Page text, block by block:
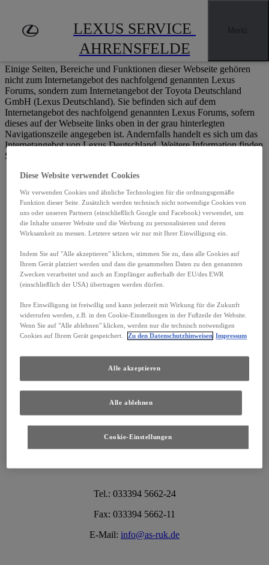
Händler finden
LEXUS SERVICE
AHRENSFELDE
Impressum
Einige Seiten, Bereiche und Funktionen dieser Webseite gehören
nicht zum Internetangebot des nachfolgend genannten Lexus
Forums, sondern zum Internetangebot der Toyota Deutschland
GmbH (Lexus Deutschland). Sie befinden sich auf dem
Internetangebot des nachfolgend genannten Lexus Forums, sofern
dieses auf der Webseite links oben in der grau hinterlegten
Navigationszeile angegeben ist. Andernfalls handelt es sich um das
Internetangebot von Lexus Deutschland. Weitere Information finden
Sie im
Lexus Service Ahrensfelde
Zeppelinstrasse 3
Tel.: 033394 5662-24
Fax: 033394 5662-11
E-Mail:lexus@raupach-kalla-autoservice.de
Herausgeber:
Zeppelinstraße 3
16356 Ahrensfelde OT Blumberg
Tel.: 033394 5662-24
Fax: 033394 5662-11
E-Mail: info@as-ruk.de
Diese Website verwendet Cookies
Wir verwenden Cookies und ähnliche Technologien für die ordnungsgemäße
Funktion dieser Seite. Zusätzlich werden technisch nicht notwendige Cookies von
uns oder unseren Partnern (einschließlich Google und Facebook) verwendet, um
die Inhalte unserer Website und die Werbung zu personalisieren und deren
Wirksamkeit zu messen. Letztere setzen wir nur mit Ihrer Einwilligung ein.
Indem Sie auf "Alle akzeptieren" klicken, stimmen Sie zu, dass alle Cookies auf
Ihrem Gerät platziert werden und dass die gesammelten Daten zu den genannten
Zwecken verarbeitet und auch an Empfänger außerhalb der EU/des EWR
(einschließlich der USA) übertragen werden dürfen.
Ihre Einwilligung ist freiwillig und kann jederzeit mit Wirkung für die Zukunft
widerrufen werden, z.B. in den Cookie-Einstellungen in der Fußzeile der Website.
Wenn Sie auf "Alle ablehnen" klicken, werden nur die technisch notwendigen
Cookies auf Ihrem Gerät gespeichert.
Zu den Datenschutzhinweisen Impressum
Cookie-Einstellungen
Alle ablehnen
Alle akzeptieren